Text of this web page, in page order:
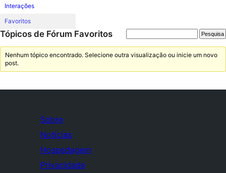
Interações
Favoritos
Tópicos de Fórum Favoritos
Nenhum tópico encontrado. Selecione outra visualização ou inicie um novo
post.
Sobre
Notícias
Hospedagem
Privacidade